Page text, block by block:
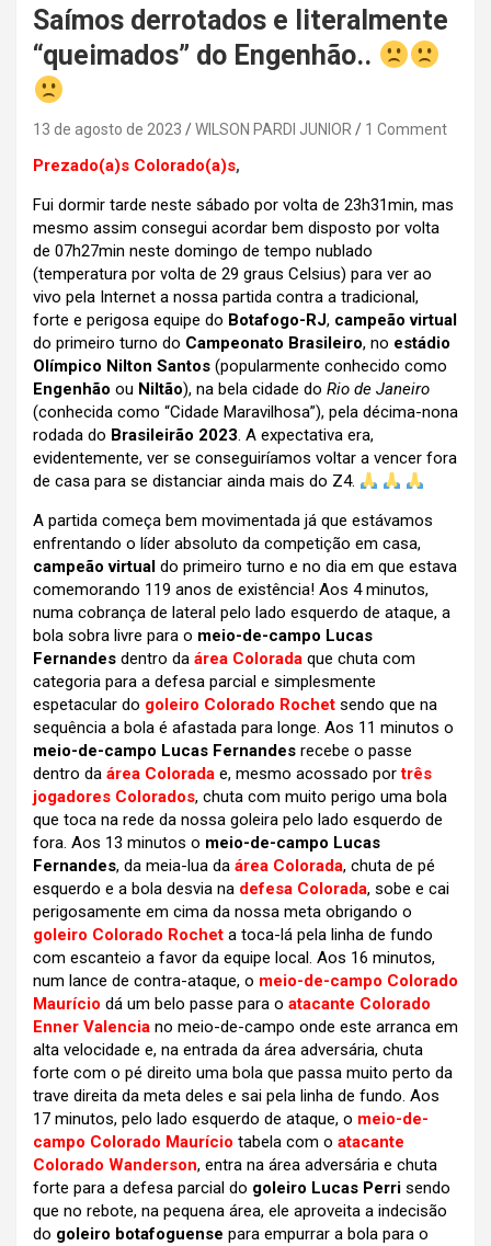
Saímos derrotados e literalmente
“queimados” do Engenhão..
13 de agosto de 2023 WILSON PARDI JUNIOR 1 Comment
Prezado(a)s Colorado(a)s,
Fui dormir tarde neste sábado por volta de 23h31min, mas
mesmo assim consegui acordar bem disposto por volta
de 07h27min neste domingo de tempo nublado
(temperatura por volta de 29 graus Celsius) para ver ao
vivo pela Internet a nossa partida contra a tradicional,
forte e perigosa equipe do Botafogo-RJ, campeão virtual
do primeiro turno do Campeonato Brasileiro, no estádio
Olímpico Nilton Santos (popularmente conhecido como
Engenhão ou Niltão), na bela cidade do Rio de Janeiro
(conhecida como “Cidade Maravilhosa”), pela décima-nona
rodada do Brasileirão 2023. A expectativa era,
evidentemente, ver se conseguiríamos voltar a vencer fora
de casa para se distanciar ainda mais do Z4.
A partida começa bem movimentada já que estávamos
enfrentando o líder absoluto da competição em casa,
campeão virtual do primeiro turno e no dia em que estava
comemorando 119 anos de existência! Aos 4 minutos,
numa cobrança de lateral pelo lado esquerdo de ataque, a
bola sobra livre para o meio-de-campo Lucas
Fernandes dentro da área Colorada que chuta com
categoria para a defesa parcial e simplesmente
espetacular do goleiro Colorado Rochet sendo que na
sequência a bola é afastada para longe. Aos 11 minutos o
meio-de-campo Lucas Fernandes recebe o passe
dentro da área Colorada e, mesmo acossado portrês
jogadores Colorados, chuta com muito perigo uma bola
que toca na rede da nossa goleira pelo lado esquerdo de
fora. Aos 13 minutos o meio-de-campo Lucas
Fernandes, da meia-lua da área Colorada, chuta de pé
esquerdo e a bola desvia na defesa Colorada, sobe e cai
perigosamente em cima da nossa meta obrigando o
goleiro Colorado Rochet a toca-lá pela linha de fundo
com escanteio a favor da equipe local. Aos 16 minutos,
num lance de contra-ataque, o meio-de-campo Colorado
Maurício dá um belo passe para o atacante Colorado
Enner Valencia no meio-de-campo onde este arranca em
alta velocidade e, na entrada da área adversária, chuta
forte com o pé direito uma bola que passa muito perto da
trave direita da meta deles e sai pela linha de fundo. Aos
17 minutos, pelo lado esquerdo de ataque, o meio-de-
campo Colorado Maurício tabela com o atacante
Colorado Wanderson, entra na área adversária e chuta
forte para a defesa parcial do goleiro Lucas Perri sendo
que no rebote, na pequena área, ele aproveita a indecisão
do goleiro botafoguense para empurrar a bola para o